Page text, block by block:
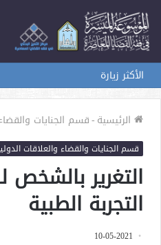
الأكثر زيارة
الرئيسية-قسم الجنايات
قسم الجنايات والقضاء والعلاقات
التغرير
التجربة الطبية
10-05-2021